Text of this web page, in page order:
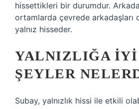
hissettikleri bir durumdur.
ortamlarda çevrede arkadaşları
yalnız hisseder.
YALNIZLIĞA IYI
ŞEYLER
Subay, yalnızlık hissi ile etkili